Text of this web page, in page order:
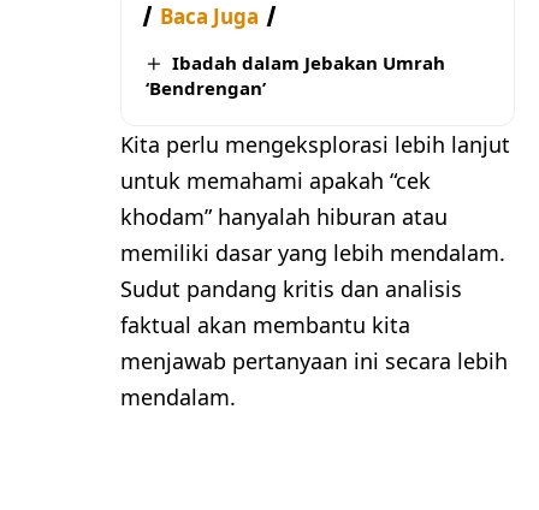
Baca Juga
Ibadah dalam Jebakan Umrah
‘Bendrengan’
Kita perlu mengeksplorasi lebih lanjut
untuk memahami apakah “cek
khodam” hanyalah hiburan atau
memiliki dasar yang lebih mendalam.
Sudut pandang kritis dan analisis
faktual akan membantu kita
menjawab pertanyaan ini secara lebih
mendalam.